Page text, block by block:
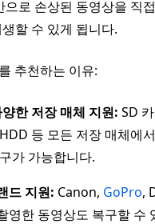
으로 손상된 동영상을 직
할 수 있게 됩니다.
추천하는 이유:
한 저장 매체 지원: SD
등 모든 저장 매체에
가 가능합니다.
드 지원: Canon, GoPro,
영한 동영상도 복구할 수